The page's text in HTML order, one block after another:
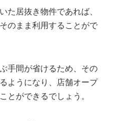
た居抜き物件であれば、
のまま利用することがで
手間が省けるため、その
ようになり、店舗オープ
とができるでしょう。